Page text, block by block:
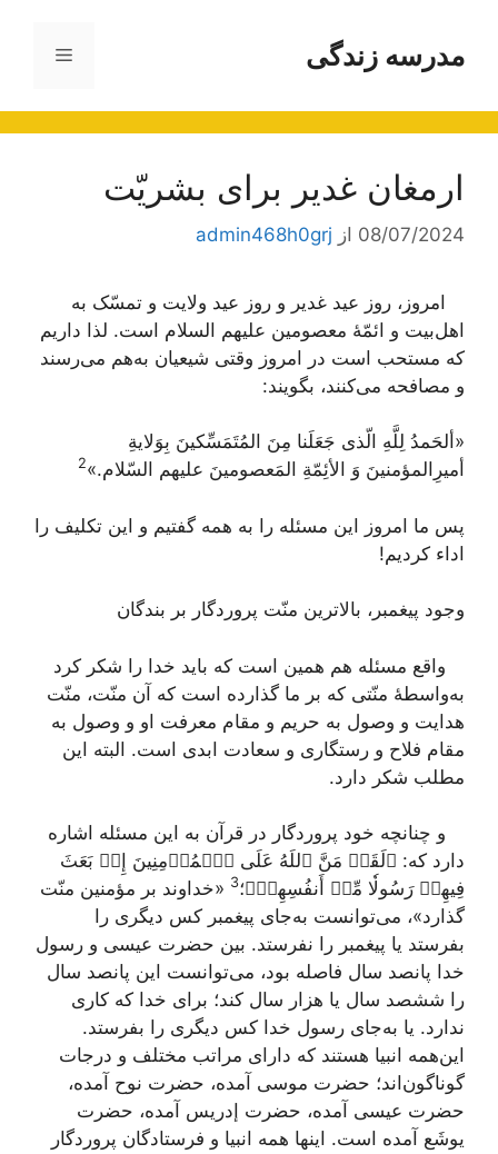
محتوامدرسه زندگی فهرست
ارمغان غدیر برای بشریّت
08/07/2024 از admin468h0grj
امروز، روز عید غدیر و روز عید ولایت و تمسّک به
اهل‌بیت و ائمّۀ معصومین علیهم السلام است. لذا داریم
که مستحب است در امروز وقتی شیعیان به‌هم می‌رسند
و مصافحه می‌کنند، بگویند:
« ألحَمدُ لِلَّهِ الّذی جَعَلَنا مِنَ المُتَمَسِّکینَ بِوَلایةِ
أمیرِالمؤمنینَ وَ الأئِمّةِ المَعصومینَ علیهم السّلام.»
2
پس ما امروز این مسئله را به همه گفتیم و این تکلیف را
اداء کردیم!
وجود پیغمبر، بالاترین منّت پروردگار بر بندگان
واقع مسئله هم همین است که باید خدا را شکر کرد
به‌واسطۀ منّتی که بر ما گذارده است که آن منّت، منّت
هدایت و وصول به حریم و مقام معرفت او و وصول به
مقام فلاح و رستگاری و سعادت ابدی است. البته این
مطلب شکر دارد.
و چنانچه خود پروردگار در قرآن به این مسئله اشاره
دارد که: ﴿لَقَدۡ مَنَّ ٱللَهُ عَلَى ٱلۡمُؤۡمِنِينَ إِذۡ بَعَثَ
فِيهِمۡ رَسُولٗا مِّنۡ أَنفُسِهِمۡ﴾؛3 «خداوند بر مؤمنین منّت
گذارد»، می‌توانست به‌جای پیغمبر کس دیگری را
بفرستد یا پیغمبر را نفرستد. بین حضرت عیسی و رسول
خدا پانصد سال فاصله بود، می‌توانست این پانصد سال
را ششصد سال یا هزار سال کند؛ برای خدا که کاری
ندارد. یا به‌جای رسول خدا کس دیگری را بفرستد.
این‌همه انبیا هستند که دارای مراتب مختلف و درجات
گوناگون‌اند؛ حضرت موسی آمده، حضرت نوح آمده،
حضرت عیسی آمده، حضرت إدریس آمده، حضرت
یوشَع آمده است. اینها همه انبیا و فرستادگان پروردگار